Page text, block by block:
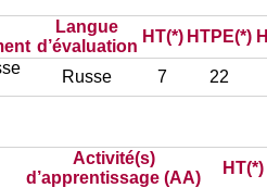
Langue
d’évaluation
HT(*) HTPE(*)
Russe 7 22
Activité(s)
d’apprentissage (AA)
HT(*)